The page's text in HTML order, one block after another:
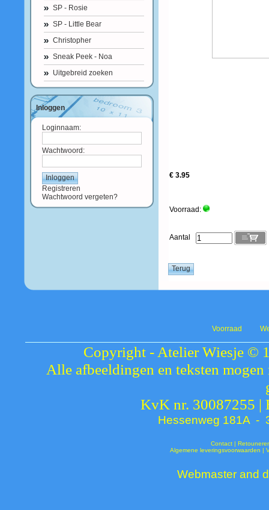
SP - Rosie
SP - Little Bear
Christopher
Sneak Peek - Noa
Uitgebreid zoeken
Inloggen
Loginnaam:
Wachtwoord:
Registreren
Wachtwoord vergeten?
€ 3.95
Voorraad:
Aantal
Voorraad
Copyright - Atelier Wiesje ©
Alle afbeeldingen en teksten
KvK nr. 30087255 |
Hessenweg 181A -
Contact|
Algemene leveringsvoorwaarden |
Webmaster and